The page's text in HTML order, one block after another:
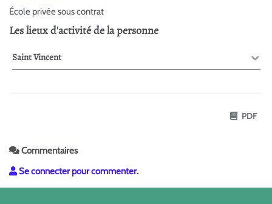
École privée sous contrat
Les lieux d'activité de la personne
Saint Vincent
PDF
Commentaires
Se connecter pour commenter.